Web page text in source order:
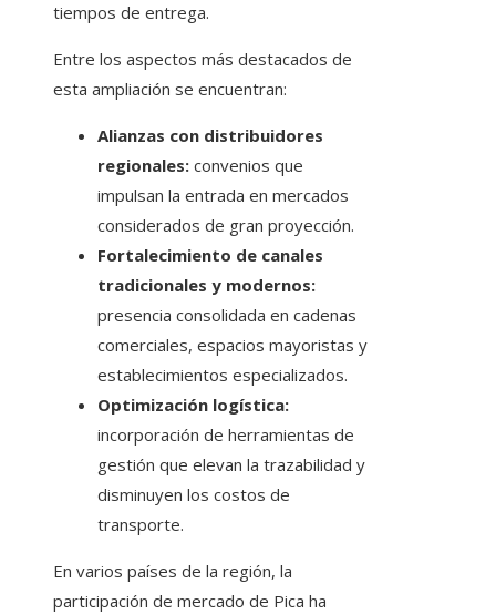
tiempos de entrega.
Entre los aspectos más destacados de
esta ampliación se encuentran:
Alianzas con distribuidores
regionales: convenios que
impulsan la entrada en mercados
considerados de gran proyección.
Fortalecimiento de canales
tradicionales y modernos:
presencia consolidada en cadenas
comerciales, espacios mayoristas y
establecimientos especializados.
Optimización logística:
incorporación de herramientas de
gestión que elevan la trazabilidad y
disminuyen los costos de
transporte.
En varios países de la región, la
participación de mercado de Pica ha